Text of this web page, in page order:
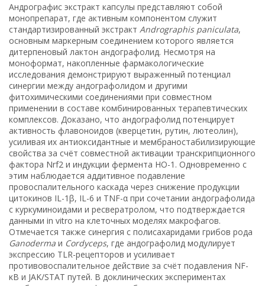
Андрографис экстракт капсулы представляют собой
монопрепарат, где активным компонентом служит
стандартизированный экстракт Andrographis paniculata,
основным маркерным соединением которого является
дитерпеновый лактон андографолид. Несмотря на
моноформат, накопленные фармакологические
исследования демонстрируют выраженный потенциал
синергии между андографолидом и другими
фитохимическими соединениями при совместном
применении в составе комбинированных терапевтических
комплексов. Доказано, что андографолид потенцирует
активность флавоноидов (кверцетин, рутин, лютеолин),
усиливая их антиоксидантные и мембраностабилизирующие
свойства за счёт совместной активации транскрипционного
фактора Nrf2 и индукции фермента HO-1. Одновременно с
этим наблюдается аддитивное подавление
провоспалительного каскада через снижение продукции
цитокинов IL-1β, IL-6 и TNF-α при сочетании андографолида
с куркуминоидами и ресвератролом, что подтверждается
данными in vitro на клеточных моделях макрофагов.
Отмечается также синергия с полисахаридами грибов рода
Ganoderma и Cordyceps, где андографолид модулирует
экспрессию TLR-рецепторов и усиливает
противовоспалительное действие за счёт подавления NF-
κB и JAK/STAT путей. В доклинических экспериментах